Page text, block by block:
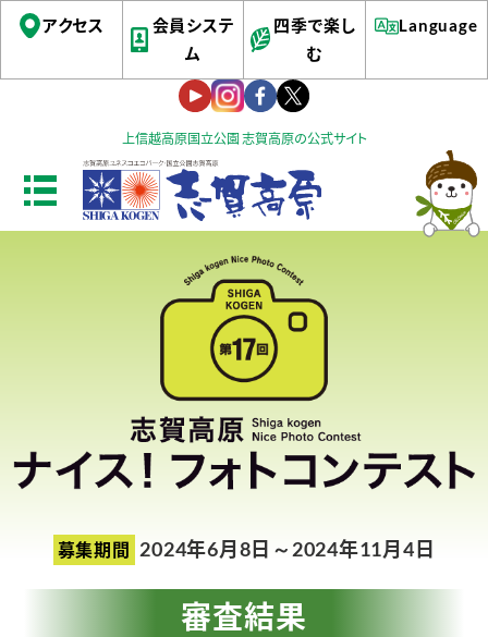
上信越高原国立公園 志賀高原の公式サイト
アクセス
会員システ
ム
四季で楽し
む
Language
募集期間 2024年6月8日～2024年11月4日
審査結果